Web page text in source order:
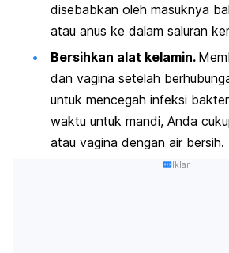
disebabkan oleh masuknya
atau anus ke dalam saluran
Bersihkan alat kelamin.
dan vagina setelah
untuk mencegah infeksi
waktu untuk mandi, Anda
atau vagina dengan air bersih.
Iklan